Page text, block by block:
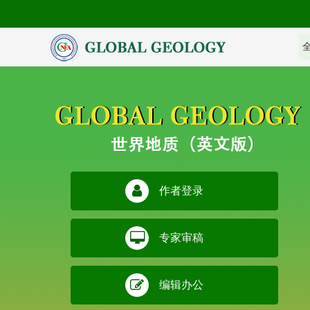
作者登录
专家审稿
编辑办公